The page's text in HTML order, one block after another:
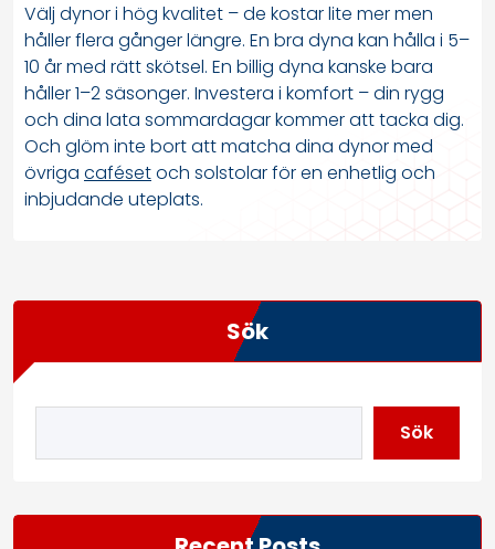
Välj dynor i hög kvalitet – de kostar lite mer men
håller flera gånger längre. En bra dyna kan hålla i 5–
10 år med rätt skötsel. En billig dyna kanske bara
håller 1–2 säsonger. Investera i komfort – din rygg
och dina lata sommardagar kommer att tacka dig.
Och glöm inte bort att matcha dina dynor med
övriga cafésetoch solstolar för en enhetlig och
inbjudande uteplats.
Sök
Sök